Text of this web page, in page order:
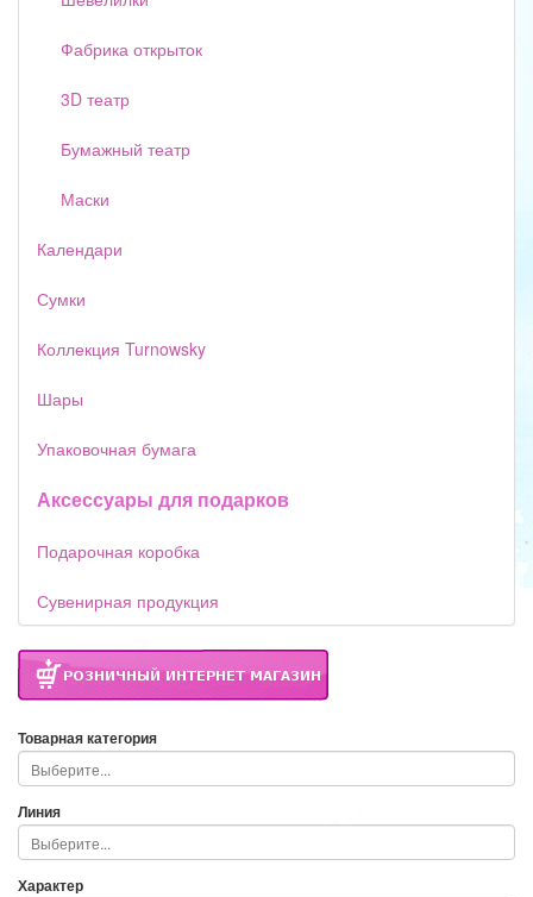
Фабрика открыток
3D театр
Бумажный театр
Маски
Календари
Сумки
Коллекция Turnowsky
Шары
Упаковочная бумага
Аксессуары для подарков
Подарочная коробка
Сувенирная продукция
Товарная категория
Линия
Характер